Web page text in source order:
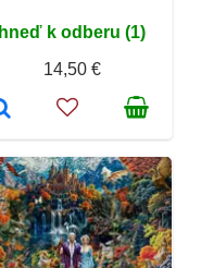
Ihneď k odberu (1)
14,50 €